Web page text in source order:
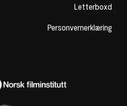
Letterboxd
Personvernerklæring